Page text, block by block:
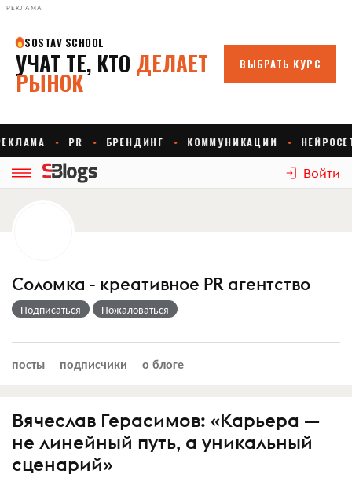
РЕКЛАМА
Войти
Соломка - креативное PR агентство
Подписаться Пожаловаться
посты подписчики о блоге
Вячеслав Герасимов: «Карьера —
не линейный путь, а уникальный
сценарий»